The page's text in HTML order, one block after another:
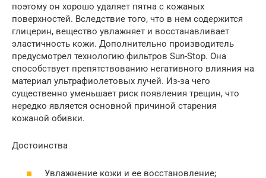
поэтому он хорошо удаляет пятна с кожаных
поверхностей. Вследствие того, что в нем содержится
глицерин, вещество увлажняет и восстанавливает
эластичность кожи. Дополнительно производитель
предусмотрел технологию фильтров Sun-Stop. Она
способствует препятствованию негативного влияния на
материал ультрафиолетовых лучей. Из-за чего
существенно уменьшает риск появления трещин, что
нередко является основной причиной старения
кожаной обивки.
Достоинства
Увлажнение кожи и ее восстановление;